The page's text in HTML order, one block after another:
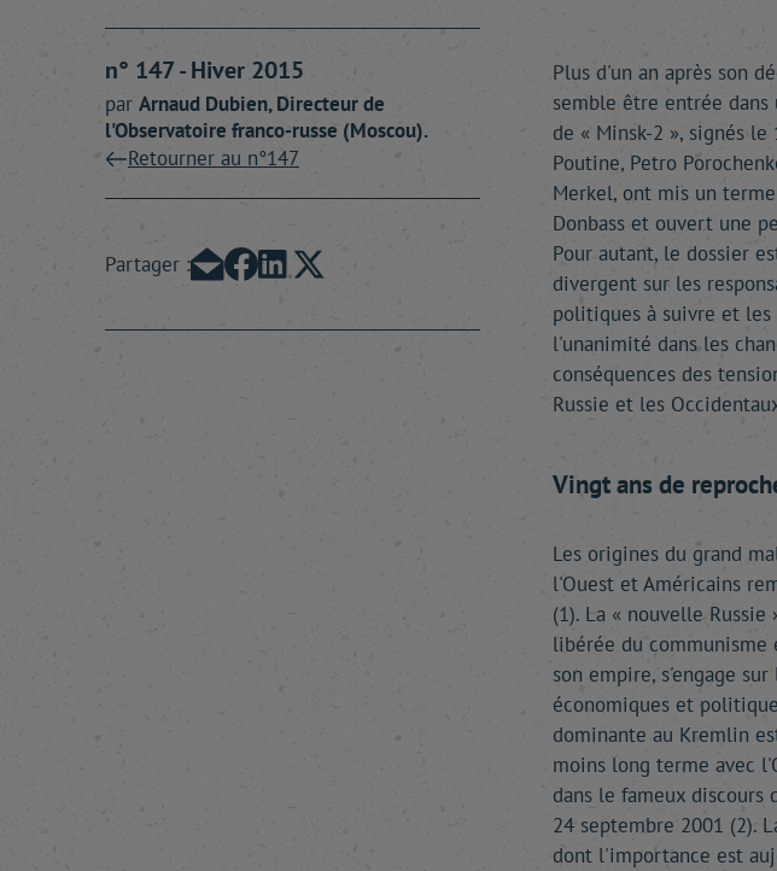
n° 147 - Hiver 2015
par Arnaud Dubien, Directeur de
l'Observatoire franco-russe (Moscou).
Retourner au n°147
Partager :
Plus d'un an après son
semble être entrée dans
de « Minsk-2 », signés
Poutine, Petro
Merkel, ont mis un
Donbass et ouvert une
Pour autant, le dossier
divergent sur les
politiques à suivre et
l'unanimité dans les
conséquences des
Russie et les
Vingt ans de
Les origines du grand
l'Ouest et Américains
(1). La « nouvelle
libérée du communisme
son empire, s'engage
économiques et
dominante au Kremlin
moins long terme avec
dans le fameux discours
24 septembre 2001 (2).
dont l'importance est